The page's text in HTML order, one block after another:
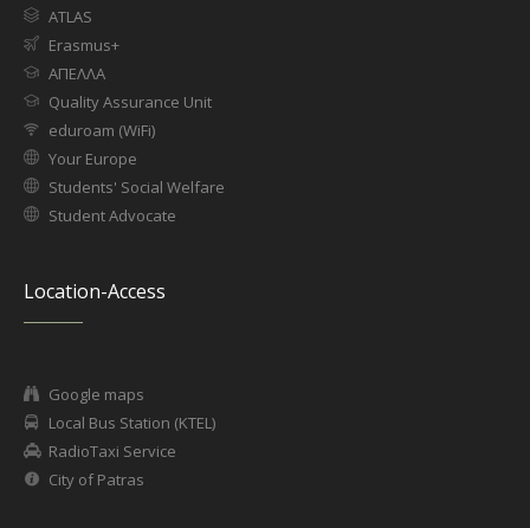
ATLAS
Erasmus+
ΑΠΕΛΛΑ
Quality Assurance Unit
eduroam (WiFi)
Your Europe
Students' Social Welfare
Student Advocate
Location-Access
Google maps
Local Bus Station (KTEL)
RadioTaxi Service
City of Patras